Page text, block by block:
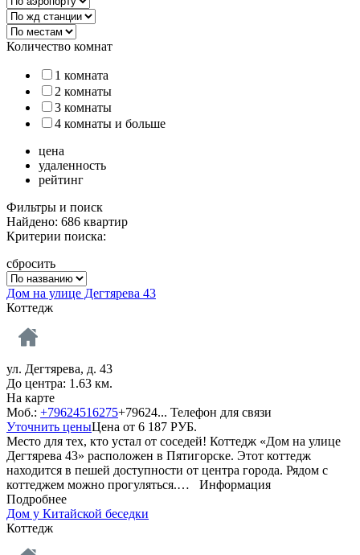
Количество комнат
1 комната
2 комнаты
3 комнаты
4 комнаты и больше
цена
удаленность
рейтинг
Фильтры и поиск
Найдено: 686 квартир
Критерии поиска:
сбросить
Дом на улице Дегтярева 43
Коттедж
ул. Дегтярева, д. 43
До центра: 1.63 км.
На карте
Моб.: +79624516275+79624... Телефон для связи
Уточнить ценыЦена от 6 187 РУБ.
Место для тех, кто устал от соседей! Коттедж «Дом на улице
Дегтярева 43» расположен в Пятигорске. Этот коттедж
находится в пешей доступности от центра города. Рядом с
коттеджем можно прогуляться.… Информация
Подробнее
Дом у Китайской беседки
Коттедж